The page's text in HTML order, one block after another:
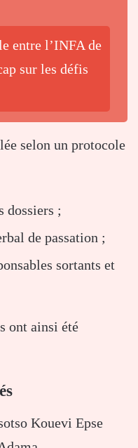
entre l’INFA de
sur les défis
selon un protocole
dossiers ;
de passation ;
sortants et
ont ainsi été
Kouevi Epse